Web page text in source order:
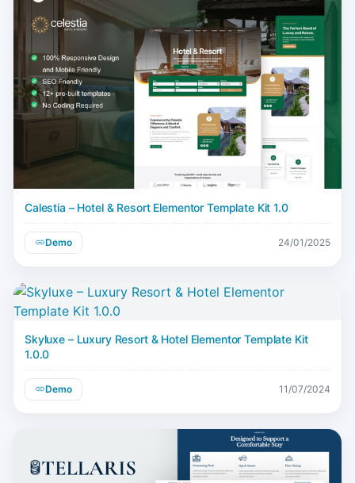
Calestia – Hotel & Resort Elementor Template Kit 1.0
Demo 24/01/2025
Skyluxe – Luxury Resort & Hotel Elementor Template Kit
1.0.0
Demo 11/07/2024